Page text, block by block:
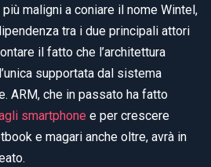
maligni a coniare il nome Wintel,
tra i due principali attori
il fatto che l’architettura
supportata dal sistema
ARM, che in passato ha fatto
smartphone e per crescere
e magari anche oltre, avrà in